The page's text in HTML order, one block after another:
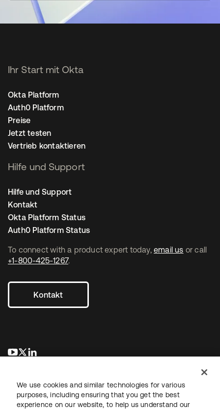
To connect with a product expert today, email us or call
+1-800-425-1267.
Kontakt
wird in einer neuen Registerkarte geöffnet
wird in einer neuen Registerkarte geöffnet
Ihr Start mit Okta
Okta Platform
Auth0 Platform
Preise
Jetzt testen
Vertrieb kontaktieren
Hilfe und Support
Hilfe und Support
Kontakt
Okta Platform Status
Auth0 Platform Status
We use cookies and similar technologies for various
purposes, including ensuring that you get the best
experience on our website, to help us understand our